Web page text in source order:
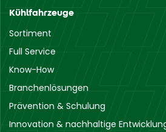
Kühlfahrzeuge
Sortiment
Full Service
Know-How
Branchenlösungen
Prävention & Schulung
Innovation & nachhaltige